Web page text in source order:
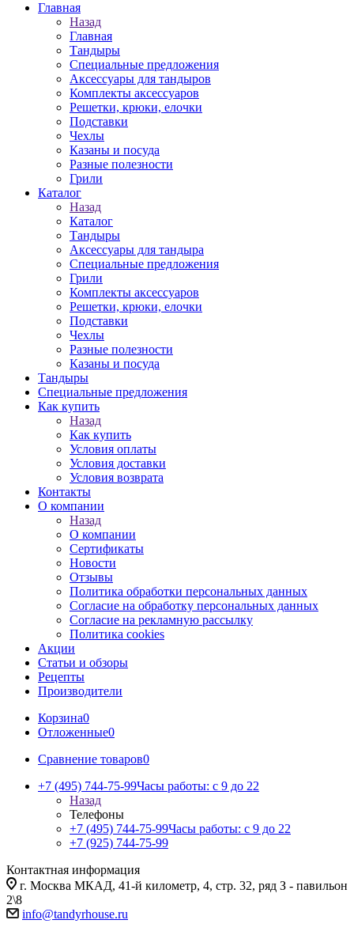
Главная
Назад
Главная
Тандыры
Специальные предложения
Аксессуары для тандыров
Комплекты аксессуаров
Решетки, крюки, елочки
Подставки
Чехлы
Казаны и посуда
Разные полезности
Грили
Каталог
Назад
Каталог
Тандыры
Аксессуары для тандыра
Специальные предложения
Грили
Комплекты аксессуаров
Решетки, крюки, елочки
Подставки
Чехлы
Разные полезности
Казаны и посуда
Тандыры
Специальные предложения
Как купить
Назад
Как купить
Условия оплаты
Условия доставки
Условия возврата
Контакты
О компании
Назад
О компании
Сертификаты
Новости
Отзывы
Политика обработки персональных данных
Согласие на обработку персональных данных
Согласие на рекламную рассылку
Политика cookies
Акции
Статьи и обзоры
Рецепты
Производители
Корзина0
Отложенные0
Сравнение товаров0
+7 (495) 744-75-99Часы работы: c 9 до 22
Назад
Телефоны
+7 (495) 744-75-99Часы работы: c 9 до 22
+7 (925) 744-75-99
Контактная информация
г. Москва МКАД, 41-й километр, 4, стр. 32, ряд З - павильон
2\8
info@tandyrhouse.ru